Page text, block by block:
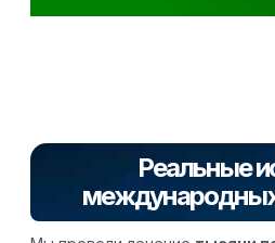
Реальные